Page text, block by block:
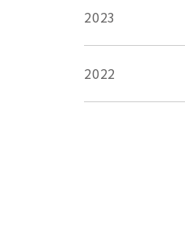
2023
2022